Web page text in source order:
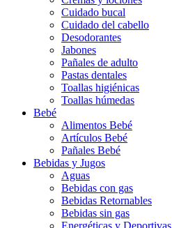
Cuidado bucal
Cuidado del cabello
Desodorantes
Jabones
Pañales de adulto
Pastas dentales
Toallas higiénicas
Toallas húmedas
Bebé
Alimentos Bebé
Artículos Bebé
Pañales Bebé
Bebidas y Jugos
Aguas
Bebidas con gas
Bebidas Retornables
Bebidas sin gas
Energéticas y Deportivas